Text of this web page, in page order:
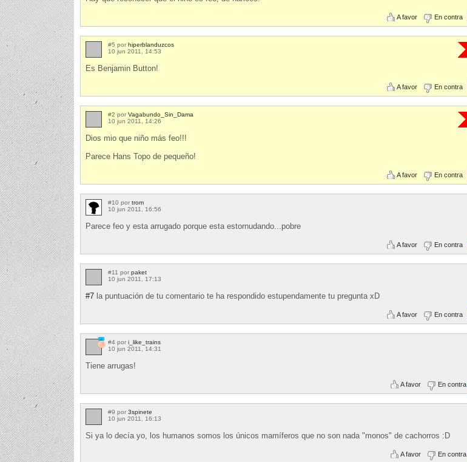
A favor En contra
#5 por hiperblanduzcos
10 jun 2011, 14:53
Es Benjamin Button!
A favor En contra
#2 por Vagabundo_Sin_Dama
10 jun 2011, 14:26
Dios mio que niño más feo!!!
Parece Hans Topo de pequeño!
A favor En contra
#10 por trom
10 jun 2011, 16:56
Parece feo y esta arrugado porque esta estornudando...pobre
A favor En contra
#11 por paket
10 jun 2011, 17:13
#7 la puntuación de tu comentario te ha respondido estupendamente tu pregunta xD
A favor En contra
#4 por i_like_trains
10 jun 2011, 14:31
Tiene arrugas!
A favor En contra
#9 por 3spinete
10 jun 2011, 16:13
Si ya lo decía yo, los humanos somos los únicos mamíferos que no son nada "monos" de cachorros :D
A favor En contra